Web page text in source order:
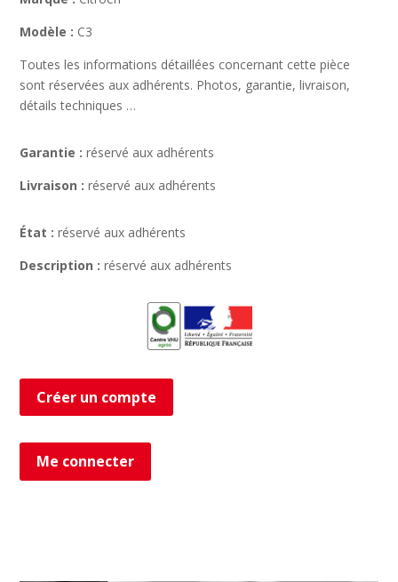
Modèle : C3
Toutes les informations détaillées concernant cette pièce
sont réservées aux adhérents. Photos, garantie, livraison,
détails techniques …
Garantie : réservé aux adhérents
Livraison : réservé aux adhérents
État : réservé aux adhérents
Description : réservé aux adhérents
Créer un compte
Me connecter